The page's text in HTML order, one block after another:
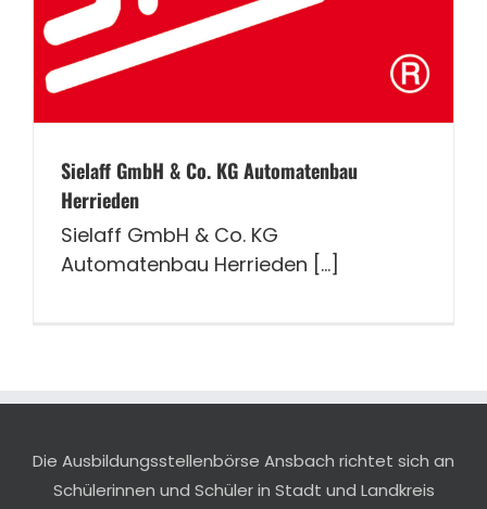
Sielaff GmbH & Co. KG Automatenbau
Herrieden
Sielaff GmbH & Co. KG
Automatenbau Herrieden [...]
Die Ausbildungsstellenbörse Ansbach richtet sich an
Schülerinnen und Schüler in Stadt und Landkreis